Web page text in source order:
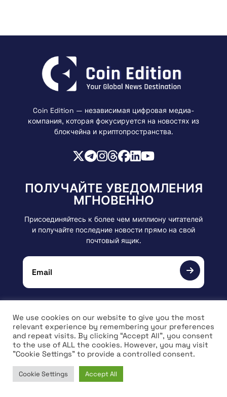
Home News
Coin Edition — независимая цифровая медиа-
компания, которая фокусируется на новостях из
блокчейна и криптопространства.
Новости
About
ПОЛУЧАЙТЕ УВЕДОМЛЕНИЯ
МГНОВЕННО
Присоединяйтесь к более чем миллиону читателей
и получайте последние новости прямо на свой
почтовый ящик.
We use cookies on our website to give you the most
relevant experience by remembering your preferences
and repeat visits. By clicking “Accept All”, you consent
to the use of ALL the cookies. However, you may visit
"Cookie Settings" to provide a controlled consent.
Cookie Settings Accept All